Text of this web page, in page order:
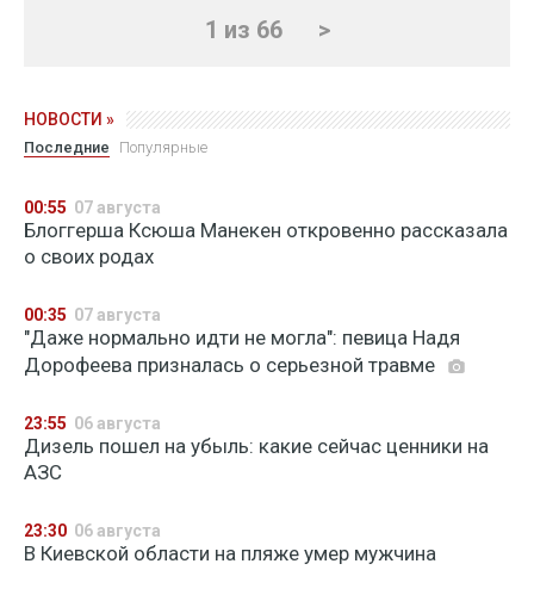
1 из 66 >
НОВОСТИ »
Последние Популярные
00:55 07 августа
Блоггерша Ксюша Манекен откровенно рассказала
о своих родах
00:35 07 августа
"Даже нормально идти не могла": певица Надя
Дорофеева призналась о серьезной травме
23:55 06 августа
Дизель пошел на убыль: какие сейчас ценники на
АЗС
23:30 06 августа
В Киевской области на пляже умер мужчина